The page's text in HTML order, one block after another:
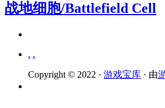
战地细胞/Battlefield Cell
. .
Copyright © 2022 · 游戏宝库 · 由